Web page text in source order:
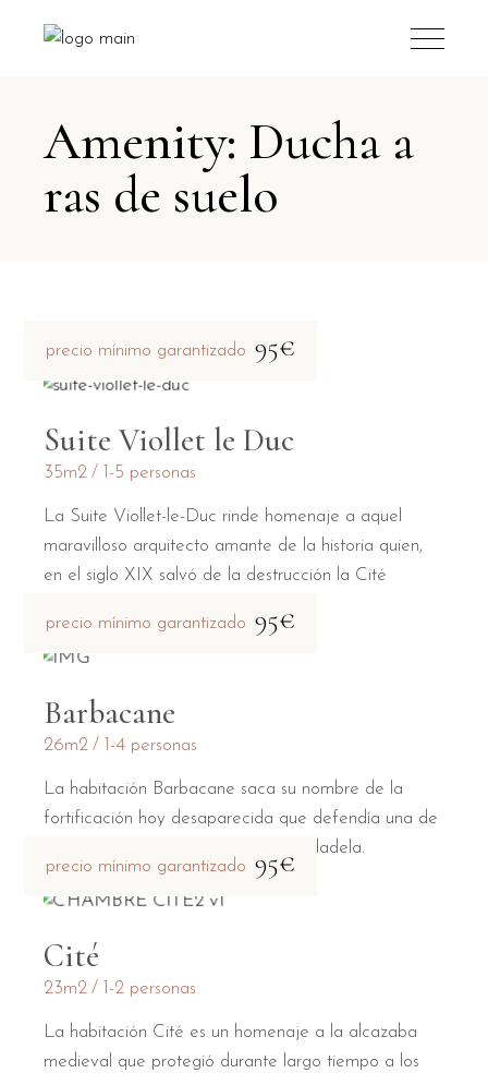
Amenity: Ducha a
ras de suelo
precio mínimo garantizado 95€
Suite Viollet le Duc
35m2 1-5 personas
La Suite Viollet-le-Duc rinde homenaje a aquel
maravilloso arquitecto amante de la historia quien,
en el siglo XIX salvó de la destrucción la Cité
precio mínimo garantizado 95€
Barbacane
26m2 1-4 personas
La habitación Barbacane saca su nombre de la
fortificación hoy desaparecida que defendía una de
las dos puertas principales de la ciudadela.
precio mínimo garantizado 95€
Cité
23m2 1-2 personas
La habitación Cité es un homenaje a la alcazaba
medieval que protegió durante largo tiempo a los